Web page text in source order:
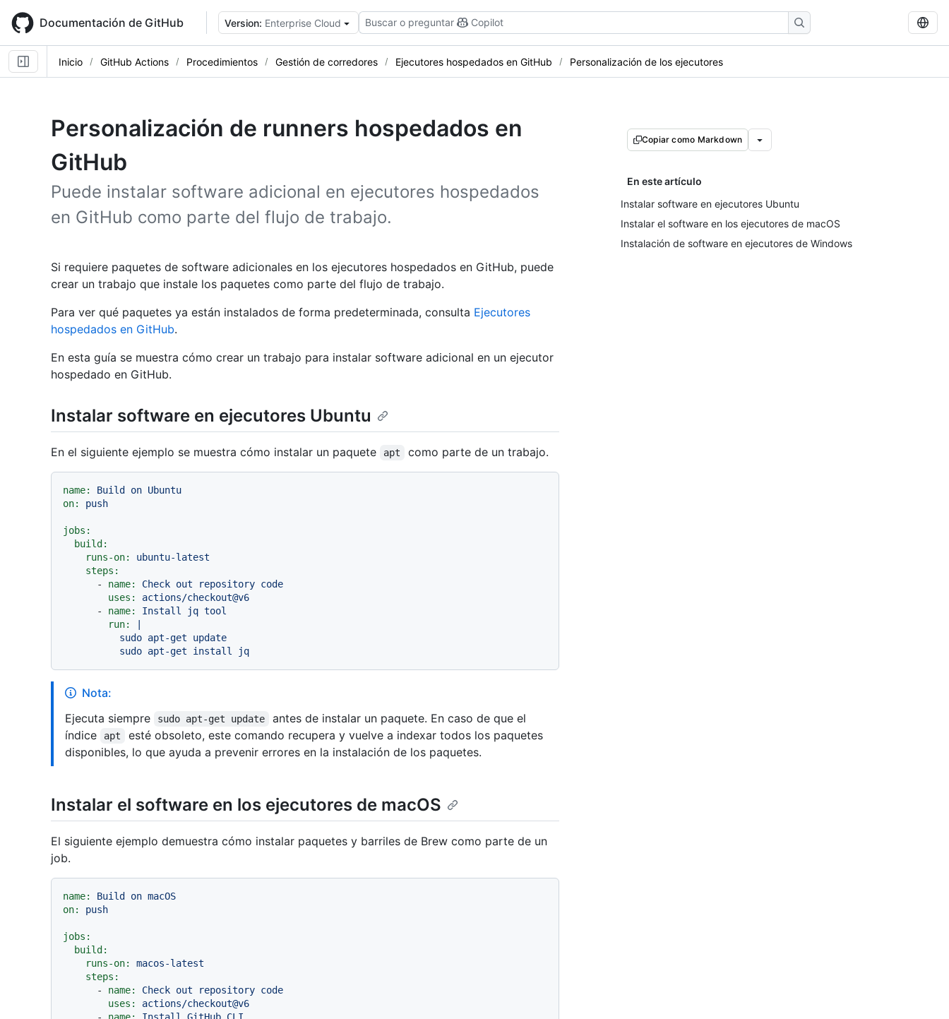
main
content
Documentación de GitHub Version: Enterprise Cloud Buscar o preguntar Copilot
Inicio GitHub Actions Procedimientos Gestión de corredores Ejecutores hospedados en GitHub Personalización de los ejecutores
Personalización de runners hospedados en
GitHub
Puede instalar software adicional en ejecutores hospedados
en GitHub como parte del flujo de trabajo.
Copiar como Markdown
En este artículo
Instalar software en ejecutores Ubuntu
Instalar el software en los ejecutores de macOS
Instalación de software en ejecutores de Windows
Si requiere paquetes de software adicionales en los ejecutores hospedados en GitHub, puede
crear un trabajo que instale los paquetes como parte del flujo de trabajo.
Para ver qué paquetes ya están instalados de forma predeterminada, consulta Ejecutores
hospedados en GitHub.
En esta guía se muestra cómo crear un trabajo para instalar software adicional en un ejecutor
hospedado en GitHub.
Instalar software en ejecutores Ubuntu
En el siguiente ejemplo se muestra cómo instalar un paquete apt como parte de un trabajo.
name: Build on Ubuntu
on:
push
jobs:
build:
runs-on:
ubuntu-latest
steps:
-
name: Check out repository code
uses:
actions/checkout@v6
-
name: Install jq tool
run:
Nota:
Ejecuta siempre
sudo apt-get update
antes de instalar un paquete. En caso de que el
índice
apt
esté obsoleto, este comando recupera y vuelve a indexar todos los paquetes
disponibles, lo que ayuda a prevenir errores en la instalación de los paquetes.
Instalar el software en los ejecutores de macOS
El siguiente ejemplo demuestra cómo instalar paquetes y barriles de Brew como parte de un
job.
name: Build on macOS
on:
push
jobs:
build:
runs-on:
macos-latest
steps:
-
name: Check out repository code
uses:
actions/checkout@v6